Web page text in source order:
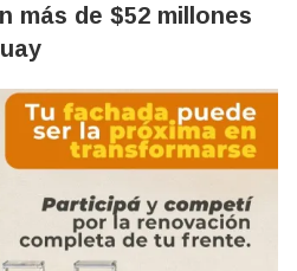
más de $52 millones